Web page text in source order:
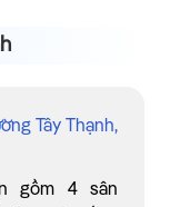
Tây Thạnh,
gồm 4 sân